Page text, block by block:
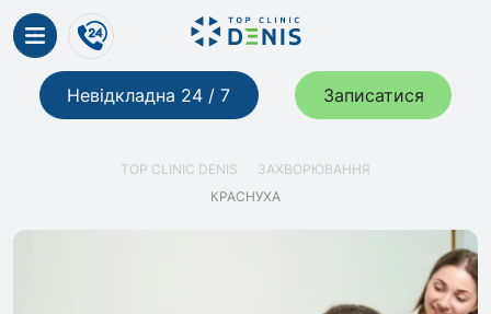
Невідкладна 24 / 7 Записатися
TOP CLINIC DENIS
ЗАХВОРЮВАННЯ
КРАСНУХА